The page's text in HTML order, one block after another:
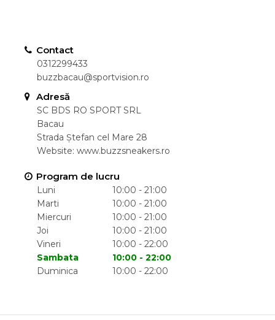
Contact
0312299433
buzzbacau@sportvision.ro
Adresă
SC BDS RO SPORT SRL
Bacau
Strada Ștefan cel Mare 28
Website: www.buzzsneakers.ro
Program de lucru
Luni
10:00 - 21:00
Marti
10:00 - 21:00
Miercuri
10:00 - 21:00
Joi
10:00 - 21:00
Vineri
10:00 - 22:00
Sambata
10:00 - 22:00
Duminica
10:00 - 22:00